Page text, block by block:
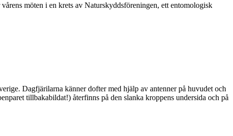
möten i en krets av Naturskyddsföreningen, ett entomologisk
Dagfjärilarna känner dofter med hjälp av antenner på huvudet och
tillbakabildat!) återfinns på den slanka kroppens undersida och på